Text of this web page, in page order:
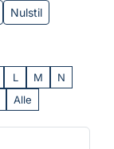
Nulstil
L M
N
Alle